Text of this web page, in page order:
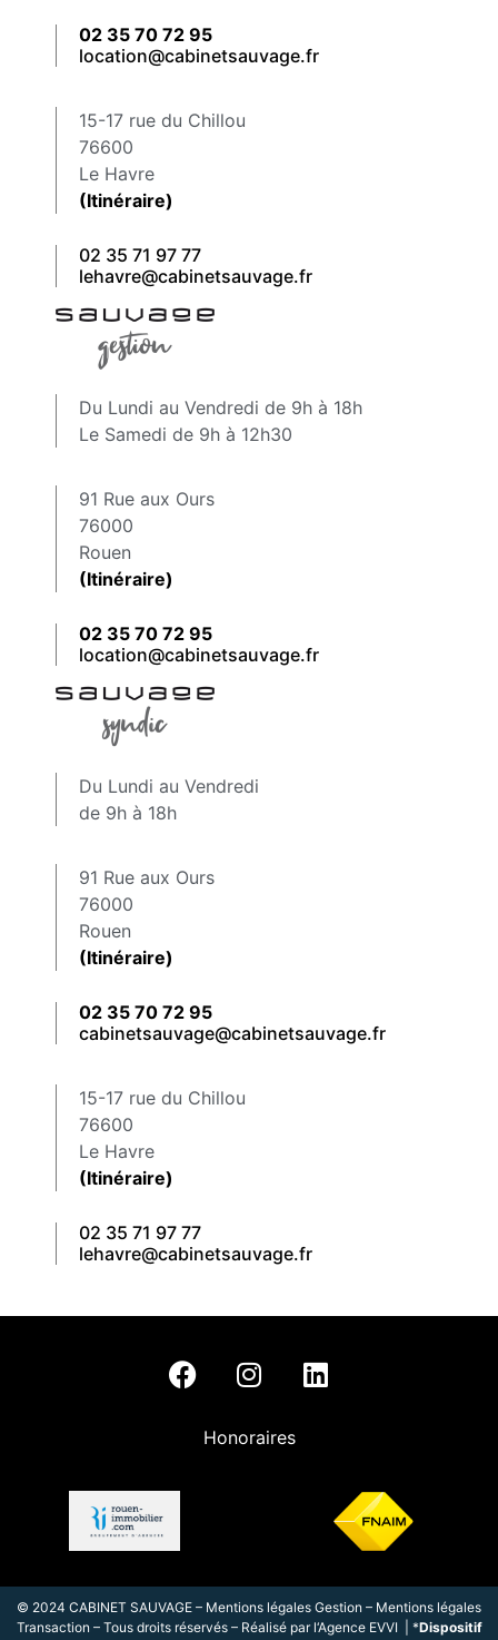
02 35 70 72 95
location@cabinetsauvage.fr
15-17 rue du Chillou
76600
Le Havre
(Itinéraire)
02 35 71 97 77
lehavre@cabinetsauvage.fr
Du Lundi au Vendredi de 9h à 18h
Le Samedi de 9h à 12h30
91 Rue aux Ours
76000
Rouen
(Itinéraire)
02 35 70 72 95
location@cabinetsauvage.fr
Du Lundi au Vendredi
de 9h à 18h
91 Rue aux Ours
76000
Rouen
(Itinéraire)
02 35 70 72 95
cabinetsauvage@cabinetsauvage.fr
15-17 rue du Chillou
76600
Le Havre
(Itinéraire)
02 35 71 97 77
lehavre@cabinetsauvage.fr
Honoraires
© 2024 CABINET SAUVAGE – Mentions légales Gestion – Mentions légales
Transaction – Tous droits réservés – Réalisé par l‘Agence EVVI | *Dispositif